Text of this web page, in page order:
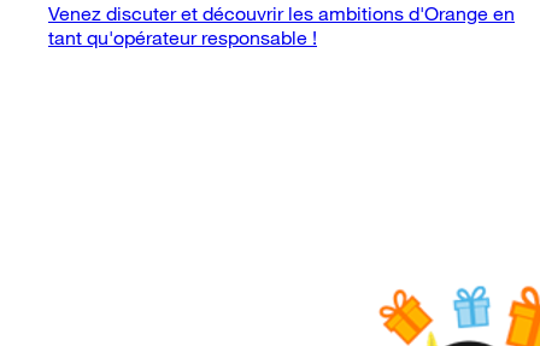
Venez discuter et découvrir les ambitions d'Orange en
tant qu'opérateur responsable !